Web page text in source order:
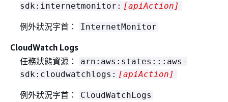
sdk:internetmonitor: [apiAction]
例外狀況字首： InternetMonitor
CloudWatch Logs
任務狀態資源：
arn:aws:states:::aws-
sdk:cloudwatchlogs: [apiAction]
例外狀況字首： CloudWatchLogs